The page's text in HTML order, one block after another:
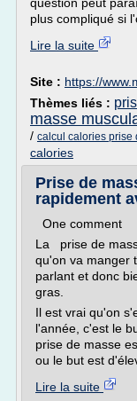
plus compliqué si
Lire la suite
Site : https://
Thèmes liés :
masse
/ calcul calories prise
calories
Prise de
rapidement
One comment
La prise de
qu'on va manger
parlant et donc
gras.
Il est vrai qu'on
l'année, c'est le
prise de masse
ou le but est
Lire la suite